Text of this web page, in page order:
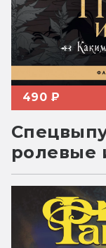
490 ₽
ролевые